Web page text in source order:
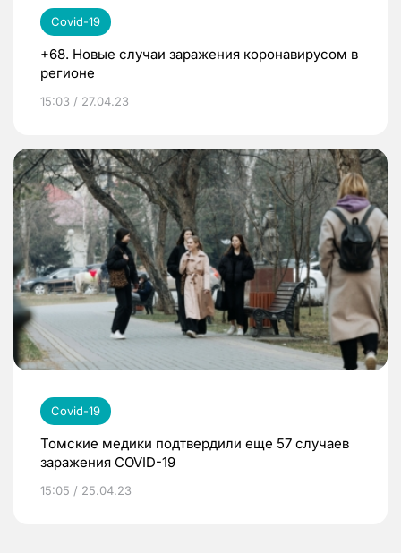
Covid-19
+68. Новые случаи заражения коронавирусом в
регионе
15:03 / 27.04.23
Covid-19
Томские медики подтвердили еще 57 случаев
заражения COVID-19
15:05 / 25.04.23